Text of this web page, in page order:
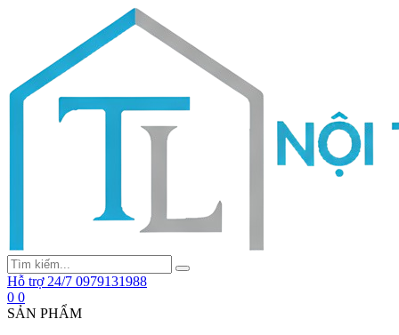
Hỗ trợ 24/7 0979131988
0 0
SẢN PHẨM